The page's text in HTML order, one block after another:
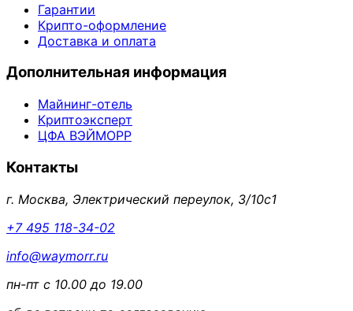
Гарантии
Крипто-оформление
Доставка и оплата
Дополнительная информация
Майнинг-отель
Криптоэксперт
ЦФА ВЭЙМОРР
Контакты
г. Москва, Электрический переулок, 3/10с1
+7 495 118-34-02
info@waymorr.ru
пн-пт с 10.00 до 19.00